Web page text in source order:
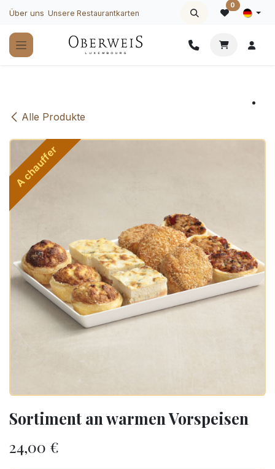
Zum Inhalt springen
Über uns Unsere Restaurantkarten
0
Alle Produkte
A chauffer
Sortiment an warmen Vorspeisen
24,00 €